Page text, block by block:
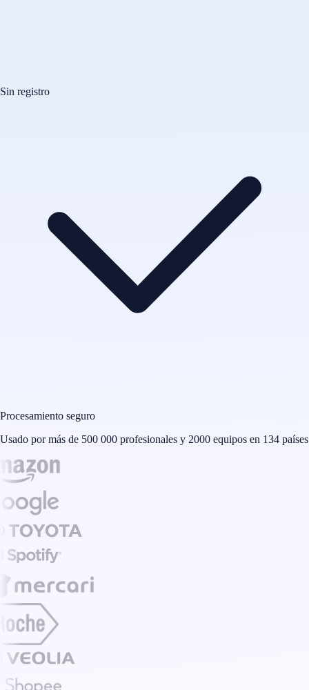
Sin registro
Procesamiento seguro
Usado por más de 500 000 profesionales y 2000 equipos en 134 países